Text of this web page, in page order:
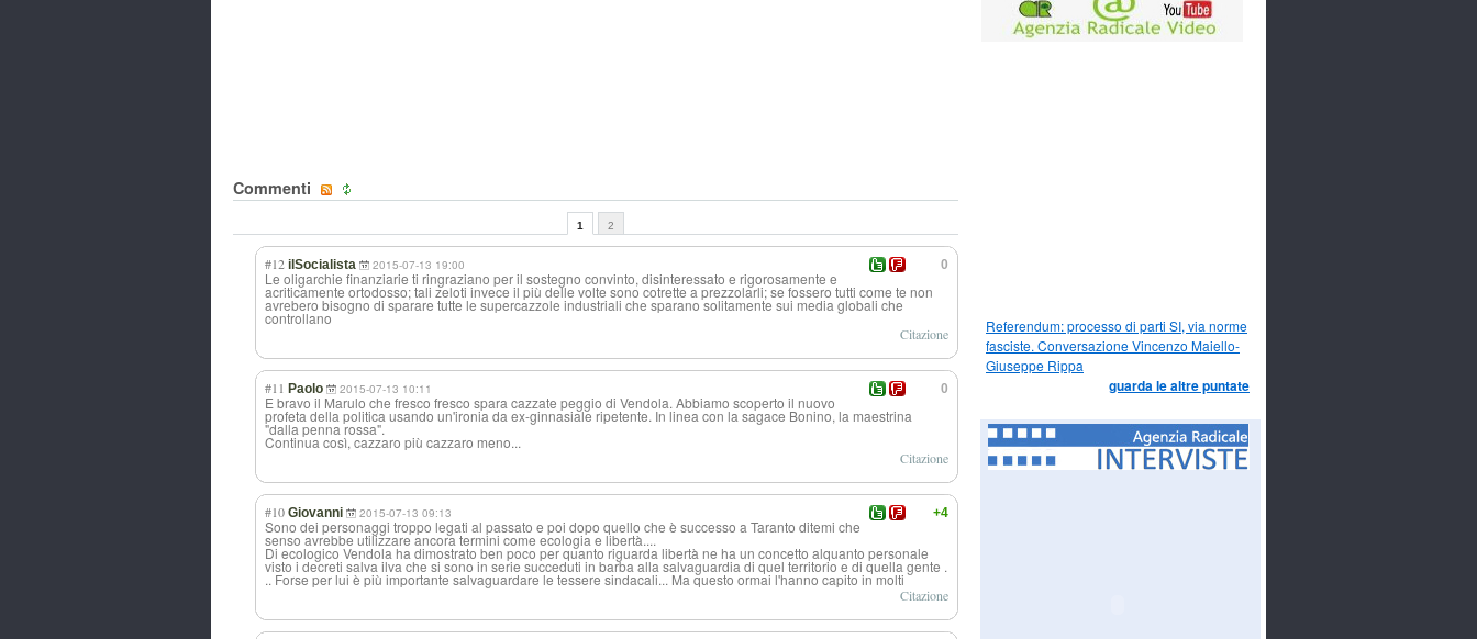
Commenti
1 2
0
#12 ilSocialista 2015-07-13 19:00
Le oligarchie finanziarie ti ringraziano per il sostegno convinto, disinteressato e rigorosamente e
acriticamente ortodosso; tali zeloti invece il più delle volte sono cotrette a prezzolarli; se fossero tutti come te non
avrebero bisogno di sparare tutte le supercazzole industriali che sparano solitamente sui media globali che
controllano
Citazione
0
#11 Paolo 2015-07-13 10:11
E bravo il Marulo che fresco fresco spara cazzate peggio di Vendola. Abbiamo scoperto il nuovo
profeta della politica usando un'ironia da ex-ginnasiale ripetente. In linea con la sagace Bonino, la maestrina
"dalla penna rossa".
Continua così, cazzaro più cazzaro meno...
Citazione
+4
#10 Giovanni 2015-07-13 09:13
Sono dei personaggi troppo legati al passato e poi dopo quello che è successo a Taranto ditemi che
senso avrebbe utilizzare ancora termini come ecologia e libertà....
Di ecologico Vendola ha dimostrato ben poco per quanto riguarda libertà ne ha un concetto alquanto personale
visto i decreti salva ilva che si sono in serie succeduti in barba alla salvaguardia di quel territorio e di quella gente .
.. Forse per lui è più importante salvaguardare le tessere sindacali... Ma questo ormai l'hanno capito in molti
Citazione
Referendum: processo di parti SI, via norme
fasciste. Conversazione Vincenzo Maiello-
Giuseppe Rippa
guarda le altre puntate